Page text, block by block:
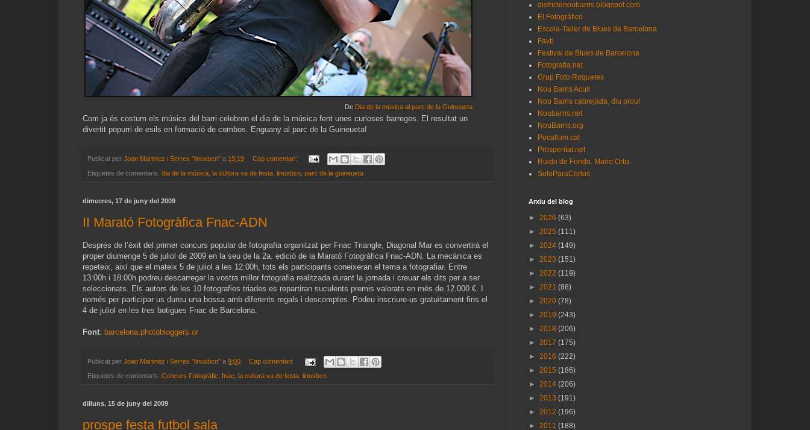
De Dia de la música al parc de la Guineueta
Com ja és costum els músics del barri celebren el dia de la música fent unes curioses barreges. El resultat un
divertit popurri de esils en formació de combos. Enguany al parc de la Guineueta!
Publicat per Joan Martinez i Serres "linuxbcn" a 19:19 Cap comentari:
Etiquetes de comentaris: dia de la música la cultura va de festa. linuxbcn parc de la guineueta
dimecres, 17 de juny del 2009
II Marató Fotogràfica Fnac-ADN
Després de l’èxit del primer concurs popular de fotografia organitzat per Fnac Triangle, Diagonal Mar es convertirà el
proper diumenge 5 de juliol de 2009 en la seu de la 2a. edició de la Marató Fotogràfica Fnac-ADN. La mecànica es
repeteix, així que el mateix 5 de juliol a les 12:00h, tots els participants coneixeran el tema a fotografiar. Entre
13:00h i 18:00h podreu descarregar la vostra millor fotografia realitzada durant la jornada i creuar els dits per a ser
seleccionats. Els autors de les 10 fotografies triades es repartiran suculents premis valorats en més de 12.000 €. I
només per participar us dureu una bossa amb diferents regals i descomptes. Podeu inscriure-us gratuïtament fins el
4 de juliol en les tres botigues Fnac de Barcelona.
Font: barcelona.photobloggers.or
Publicat per Joan Martinez i Serres "linuxbcn" a 9:00 Cap comentari:
Etiquetes de comentaris: Concurs Fotogràfic fnac la cultura va de festa. linuxbcn
dilluns, 15 de juny del 2009
prospe festa futbol sala
districtenoubarris.blogspot.com
El Fotográfico
Escola-Taller de Blues de Barcelona
Favb
Festival de Blues de Barcelona
Fotografia.net
Grup Foto Roquetes
Nou Barris Acull
Nou Barris cabrejada, diu prou!
Noubarris.net
NouBarris.org
Pocallum.cat
Prosperitat.net
Ruido de Fondo. Mario Ortiz
SoloParaCortos
Arxiu del blog
► 2026 (63)
► 2025 (111)
► 2024 (149)
► 2023 (151)
► 2022 (119)
► 2021 (88)
► 2020 (78)
► 2019 (243)
► 2018 (206)
► 2017 (175)
► 2016 (222)
► 2015 (186)
► 2014 (206)
► 2013 (191)
► 2012 (196)
► 2011 (188)